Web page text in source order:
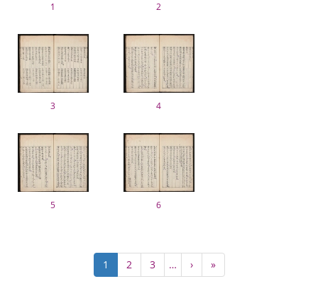
1 2
3 4
5 6
カ
レ
1 Page
2 Page
3 …
次
ペ
›
最
終
»